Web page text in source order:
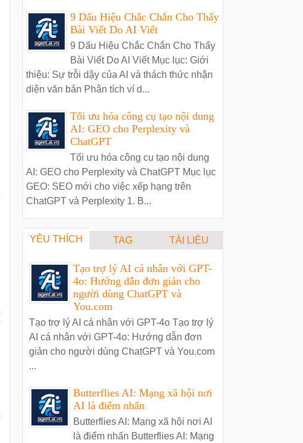
9 Dấu Hiệu Chắc Chắn Cho Thấy
Bài Viết Do AI Viết
9 Dấu Hiệu Chắc Chắn Cho Thấy
Bài Viết Do AI Viết Mục lục: Giới
thiệu: Sự trỗi dậy của AI và thách thức nhận
diện văn bản Phân tích ví d...
Tối ưu hóa công cụ tạo nội dung
AI: GEO cho Perplexity và
ChatGPT
Tối ưu hóa công cụ tạo nội dung
AI: GEO cho Perplexity và ChatGPT Mục lục
GEO: SEO mới cho việc xếp hạng trên
ChatGPT và Perplexity 1. B...
YÊU THÍCH TAG TÀI LIỆU
Tạo trợ lý AI cá nhân với GPT-
4o: Hướng dẫn đơn giản cho
người dùng ChatGPT và
You.com
Tạo trợ lý AI cá nhân với GPT-4o Tạo trợ lý
AI cá nhân với GPT-4o: Hướng dẫn đơn
giản cho người dùng ChatGPT và You.com
...
Butterflies AI: Mạng xã hội nơi
AI là điểm nhấn
Butterflies AI: Mạng xã hội nơi AI
là điểm nhấn Butterflies AI: Mạng